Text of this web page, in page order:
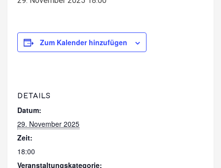
Zum Kalender hinzufügen
DETAILS
Datum:
29. November 2025
Zeit:
18:00
Veranstaltungskategorie: